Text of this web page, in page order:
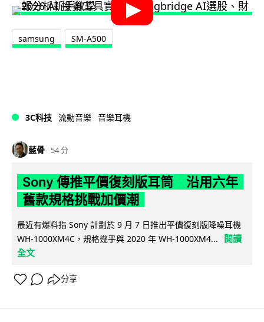
samsung SM-A500
3C科技 流動音樂 音樂耳機
藍骨 54 分
Sony 傳推平價復刻版耳筒 沿用六年
舊款規格挑戰加價潮
最近有爆料指 Sony 計劃於 9 月 7 日推出平價復刻版降噪耳機
WH-1000XM4C，規格幾乎與 2020 年 WH-1000XM4...
閱讀
全文
分享